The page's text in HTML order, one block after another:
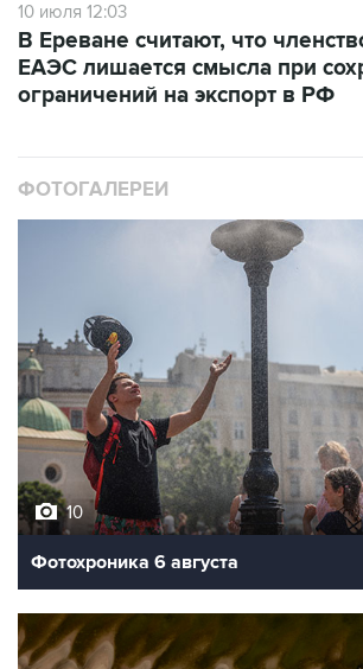
10 июля 12:03
В Ереване считают, что
ЕАЭС лишается смысла при
ограничений на экспорт в РФ
ФОТОГАЛЕРЕИ
10
Фотохроника 6 августа